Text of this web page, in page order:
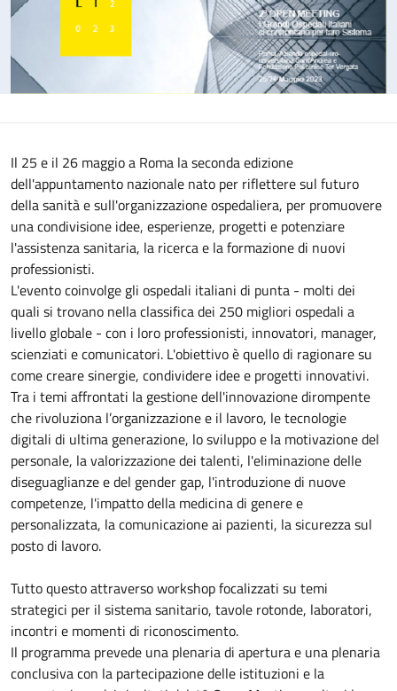
Il 25 e il 26 maggio a Roma la seconda edizione
dell'appuntamento nazionale nato per riflettere sul futuro
della sanità e sull'organizzazione ospedaliera, per promuovere
una condivisione idee, esperienze, progetti e potenziare
l'assistenza sanitaria, la ricerca e la formazione di nuovi
professionisti.
L'evento coinvolge gli ospedali italiani di punta - molti dei
quali si trovano nella classifica dei 250 migliori ospedali a
livello globale - con i loro professionisti, innovatori, manager,
scienziati e comunicatori. L'obiettivo è quello di ragionare su
come creare sinergie, condividere idee e progetti innovativi.
Tra i temi affrontati la gestione dell'innovazione dirompente
che rivoluziona l’organizzazione e il lavoro, le tecnologie
digitali di ultima generazione, lo sviluppo e la motivazione del
personale, la valorizzazione dei talenti, l'eliminazione delle
diseguaglianze e del gender gap, l'introduzione di nuove
competenze, l'impatto della medicina di genere e
personalizzata, la comunicazione ai pazienti, la sicurezza sul
posto di lavoro.
Tutto questo attraverso workshop focalizzati su temi
strategici per il sistema sanitario, tavole rotonde, laboratori,
incontri e momenti di riconoscimento.
Il programma prevede una plenaria di apertura e una plenaria
conclusiva con la partecipazione delle istituzioni e la